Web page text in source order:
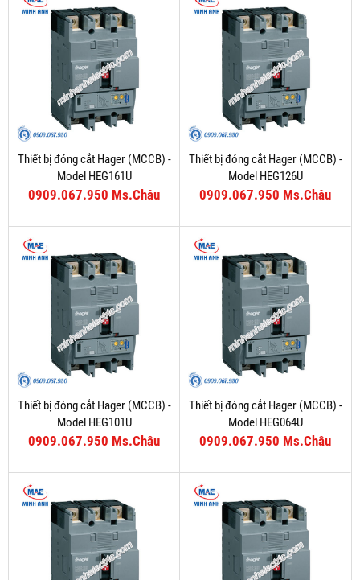
Thiết bị đóng cắt Hager (MCCB) -
Model HEG161U
0909.067.950 Ms.Châu
Thiết bị đóng cắt Hager (MCCB) -
Model HEG126U
0909.067.950 Ms.Châu
Thiết bị đóng cắt Hager (MCCB) -
Model HEG101U
0909.067.950 Ms.Châu
Thiết bị đóng cắt Hager (MCCB) -
Model HEG064U
0909.067.950 Ms.Châu